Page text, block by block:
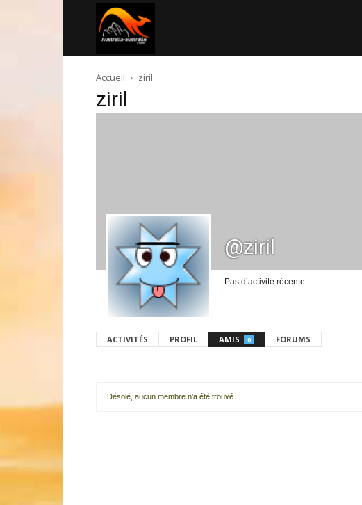
Accueil ziril
ziril
@ziril
Pas d’activité récente
ACTIVITÉS PROFIL AMIS 0 FORUMS
Désolé, aucun membre n'a été trouvé.